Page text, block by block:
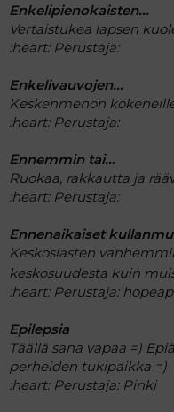
Enkelipienokaisten...
Vertaistukea lapsen
:heart: Perustaja:
Enkelivauvojen...
Keskenmenon
:heart: Perustaja:
Ennemmin tai...
Ruokaa, rakkautta ja
:heart: Perustaja:
Ennenaikaiset
Keskoslasten
keskosuudesta kuin
:heart: Perustaja:
Epilepsia
Täällä sana vapaa =)
perheiden tukipaikka =)
:heart: Perustaja: Pinki